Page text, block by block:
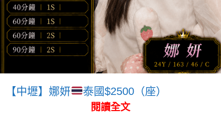
【中壢】娜妍 泰國$2500（座）
閱讀全文